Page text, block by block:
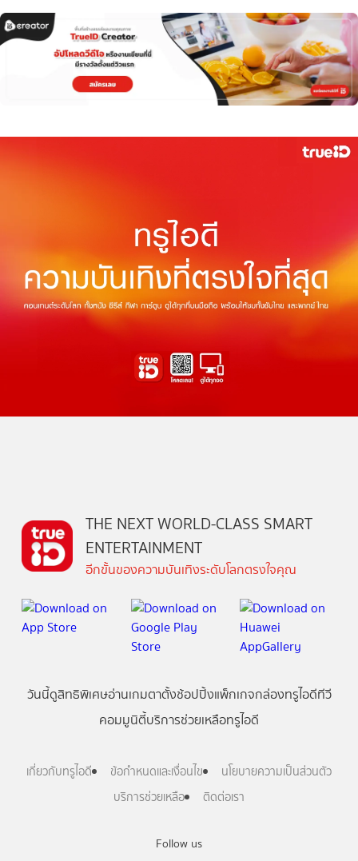
Follow us
THE NEXT WORLD-CLASS SMART
ENTERTAINMENT
อีกขั้นของความบันเทิงระดับโลกตรงใจคุณ
วันนี้ดูสิทธิพิเศษอ่านเกมตาตั้งช้อปปิ้งแพ็กเกจกล่องทรูไอดีทีวี
คอมมูนิตี้บริการช่วยเหลือทรูไอดี
เกี่ยวกับทรูไอดี ข้อกำหนดและเงื่อนไข
นโยบายความเป็นส่วนตัว
บริการช่วยเหลือ
ติดต่อเรา